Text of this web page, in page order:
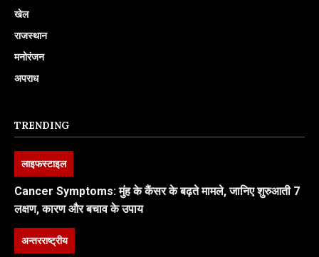
खेल
राजस्थान
मनोरंजन
अपराध
TRENDING
लाइफस्टाइल
Cancer Symptoms: मुंह के कैंसर के बढ़ते मामले, जानिए शुरुआती 7
लक्षण, कारण और बचाव के उपाय
अन्तरराष्ट्रीय